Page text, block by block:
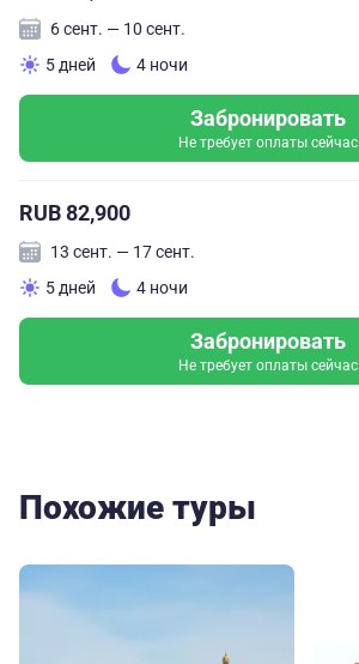
6 сент. — 10 сент.
5 дней
4 ночи
Забронировать
Не требует оплаты сейчас
RUB 82,900
13 сент. — 17 сент.
5 дней
4 ночи
Забронировать
Не требует оплаты сейчас
Похожие туры